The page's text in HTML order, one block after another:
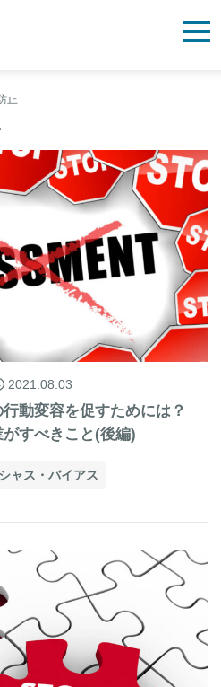
止
2021.08.03
動変容を促すためには？
すべきこと(後編)
ャス・バイアス